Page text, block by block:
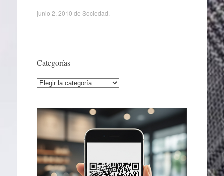
junio 2, 2010 de Sociedad
Categorías
Categorías